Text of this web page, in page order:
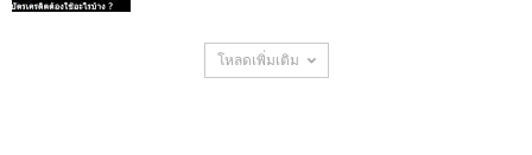
โหลดเพิ่มเติม